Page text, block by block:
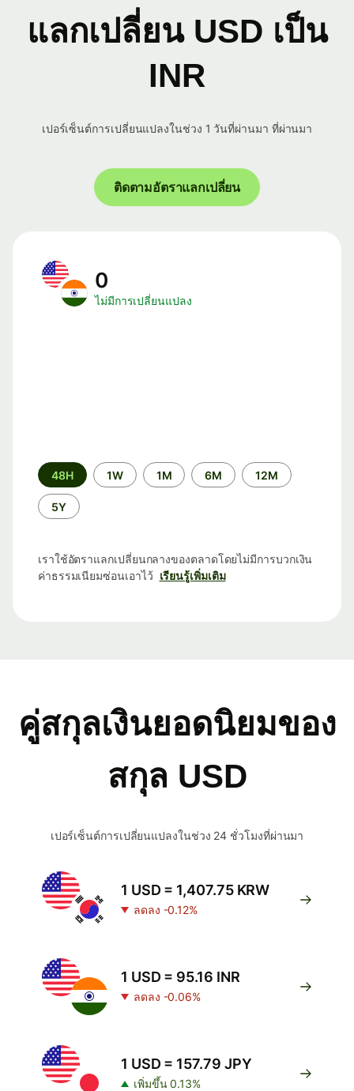
แลกเปลี่ยน USD เป็น
INR
เปอร์เซ็นต์การเปลี่ยนแปลงในช่วง 1 วันที่ผ่านมา ที่ผ่านมา
ติดตามอัตราแลกเปลี่ยน
0
ไม่มีการเปลี่ยนแปลง
ระยะ
เวลา
48H 1W 1M 6M 12M
5Y
เราใช้อัตราแลกเปลี่ยนกลางของตลาดโดยไม่มีการบวกเงิน
ค่าธรรมเนียมซ่อนเอาไว้ เรียนรู้เพิ่มเติม
คู่สกุลเงินยอดนิยมของ
สกุล USD
เปอร์เซ็นต์การเปลี่ยนแปลงในช่วง 24 ชั่วโมงที่ผ่านมา
1 USD = 1,407.75 KRW
ลดลง -0.12%
1 USD = 95.16 INR
ลดลง -0.06%
1 USD = 157.79 JPY
เพิ่มขึ้น 0.13%